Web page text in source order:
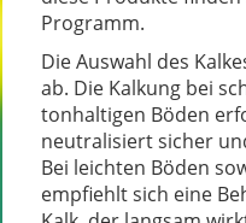
Programm.
Die Auswahl des
ab. Die Kalkung bei
tonhaltigen Böden
neutralisiert sicher
Bei leichten Böden
empfiehlt sich eine